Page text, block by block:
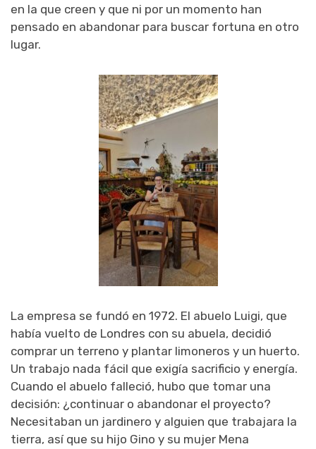
en la que creen y que ni por un momento han
pensado en abandonar para buscar fortuna en otro
lugar.
La empresa se fundó en 1972. El abuelo Luigi, que
había vuelto de Londres con su abuela, decidió
comprar un terreno y plantar limoneros y un huerto.
Un trabajo nada fácil que exigía sacrificio y energía.
Cuando el abuelo falleció, hubo que tomar una
decisión: ¿continuar o abandonar el proyecto?
Necesitaban un jardinero y alguien que trabajara la
tierra, así que su hijo Gino y su mujer Mena